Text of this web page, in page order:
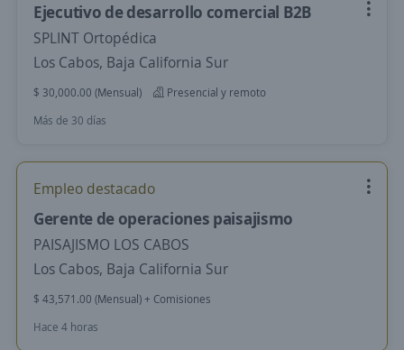
Ejecutivo de desarrollo comercial B2B
SPLINT Ortopédica
Los Cabos, Baja California Sur
$ 30,000.00 (Mensual)
Presencial y remoto
Más de 30 días
Empleo destacado
Gerente de operaciones paisajismo
PAISAJISMO LOS CABOS
Los Cabos, Baja California Sur
$ 43,571.00 (Mensual) + Comisiones
Hace 4 horas